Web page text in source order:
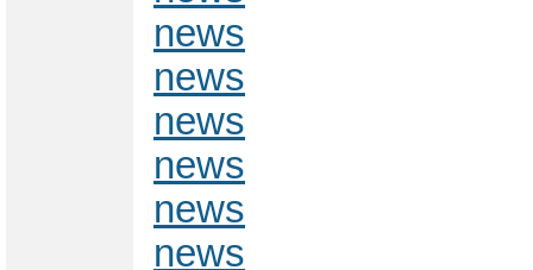
news
news
news
news
news
news